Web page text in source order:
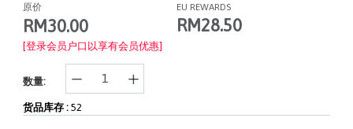
原价
RM30.00
EU REWARDS
RM28.50
[登录会员户口以享有会员优惠]
数量:
货品库存 : 52